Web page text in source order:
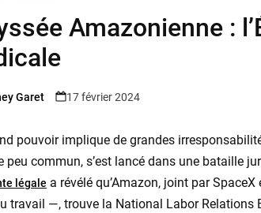
Amazonienne :
Garet 17 février 2024
pouvoir implique de grandes
peu commun, s’est lancé dans une bataille
légale a révélé qu’Amazon, joint par
travail —, trouve la National Labor Relations